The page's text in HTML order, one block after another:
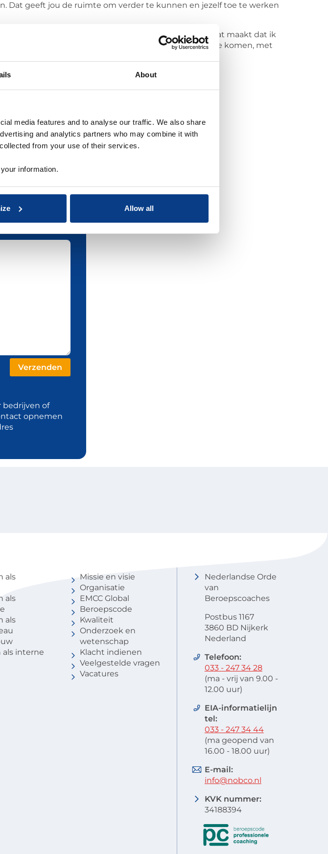
About
media features and to analyse our traffic. We also share
and analytics partners who may combine it with
from your use of their services.
information.
Allow all
Dat geeft jou de ruimte om verder te kunnen en jezelf toe te werken
ik ervaringsdeskundige op veranderingsprocessen. Dat maakt dat ik
nu in staat. Vele thema’s kunnen hierbij aan de orde komen, met
bedrijven of
opnemen
als
als
als
als interne
Missie en visie
Organisatie
EMCC Global
Beroepscode
Kwaliteit
Onderzoek en
wetenschap
Klacht indienen
Veelgestelde vragen
Vacatures
Nederlandse Orde
van
Beroepscoaches
Postbus 1167
3860 BD Nijkerk
Nederland
Telefoon:
033 - 247 34 28
(ma - vrij van 9.00 -
12.00 uur)
EIA-informatielijn
tel:
033 - 247 34 44
(ma geopend van
16.00 - 18.00 uur)
E-mail:
info@nobco.nl
KVK nummer:
34188394